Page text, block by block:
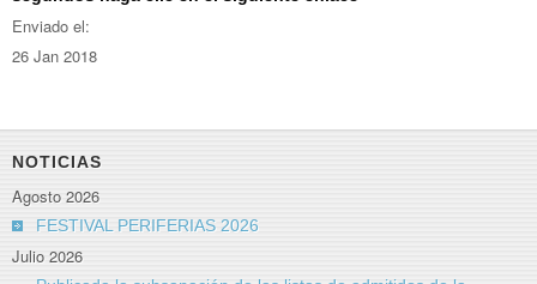
Enviado el:
26 Jan 2018
NOTICIAS
Agosto 2026
FESTIVAL PERIFERIAS 2026
Julio 2026